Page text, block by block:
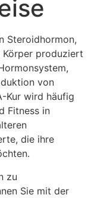
Steroidhormon,
Körper produziert
von
Kur wird häufig
Fitness in
die ihre
zu
Sie mit der